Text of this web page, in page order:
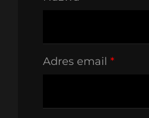
Adres email *